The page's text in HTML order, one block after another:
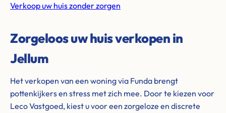
Verkoop uw huis zonder zorgen
Zorgeloos uw huis verkopen in
Jellum
Het verkopen van een woning via Funda brengt
pottenkijkers en stress met zich mee. Door te kiezen voor
Leco Vastgoed, kiest u voor een zorgeloze en discrete